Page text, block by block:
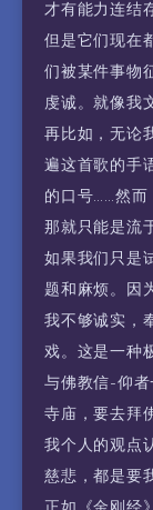
才有能力连结
但是它们现在
们被某件事物
虔诚。就像我
再比如，无论
遍这首歌的手
的口号……然而
那就只能是流
如果我们只是
题和麻烦。因
我不够诚实，
戏。这是一种
与佛教信-仰
寺庙，要去拜
我个人的观点
慈悲，都是要